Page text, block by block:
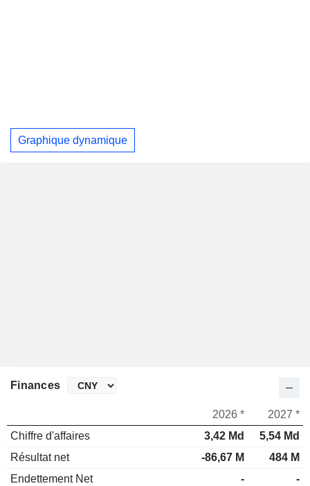
Graphique dynamique
Finances
2026 *
2027 *
Chiffre d'affaires
3,42 Md
5,54 Md
Résultat net
-86,67 M
484 M
Endettement Net
- -